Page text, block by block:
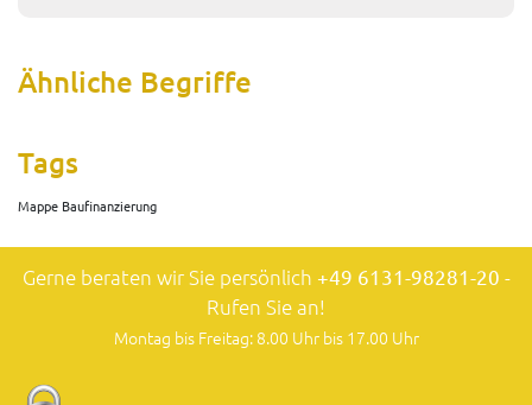
Ähnliche Begriffe
Tags
Mappe Baufinanzierung
Gerne beraten wir Sie persönlich +49 6131-98281-20 -
Rufen Sie an!
Montag bis Freitag: 8.00 Uhr bis 17.00 Uhr